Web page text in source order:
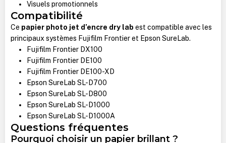
Visuels promotionnels
Compatibilité
Ce papier photo jet d’encre dry lab est compatible avec les
principaux systèmes Fujifilm Frontier et Epson SureLab.
Fujifilm Frontier DX100
Fujifilm Frontier DE100
Fujifilm Frontier DE100-XD
Epson SureLab SL-D700
Epson SureLab SL-D800
Epson SureLab SL-D1000
Epson SureLab SL-D1000A
Questions fréquentes
Pourquoi choisir un papier brillant ?